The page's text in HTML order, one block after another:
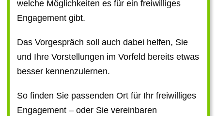
welche Möglichkeiten es für ein freiwilliges
Engagement gibt.
Das Vorgespräch soll auch dabei helfen, Sie
und Ihre Vorstellungen im Vorfeld bereits etwas
besser kennenzulernen.
So finden Sie passenden Ort für Ihr freiwilliges
Engagement – oder Sie vereinbaren